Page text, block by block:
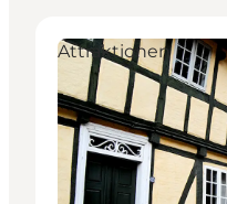
Attraktionen